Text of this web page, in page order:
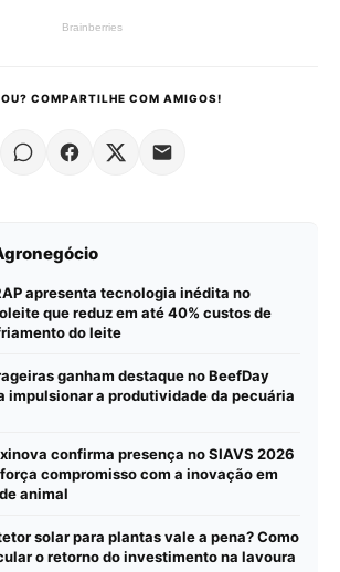
COMPARTILHE COM AMIGOS!
apresenta tecnologia inédita no
que reduz em até 40% custos de
do leite
ganham destaque no BeefDay
impulsionar a produtividade da pecuária
confirma presença no SIAVS 2026
compromisso com a inovação em
animal
solar para plantas vale a pena? Como
o retorno do investimento na lavoura